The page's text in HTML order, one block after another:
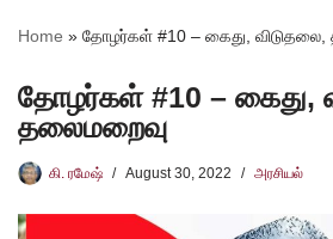
Home » தோழர்கள் #10 – கைது, விடுதலை,
தோழர்கள் #10 – கைது,
தலைமறைவு
கி. ரமேஷ் August 30, 2022 அரசியல்